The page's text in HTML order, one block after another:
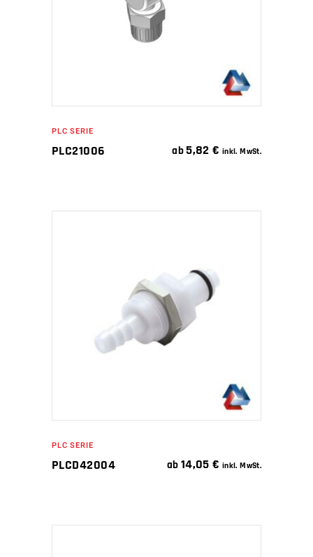
PLC SERIE
PLC21006 ab5,82€ inkl. MwSt.
IN DEN WARENKORB
PLC SERIE
PLCD42004 ab 14,05€ inkl. MwSt.